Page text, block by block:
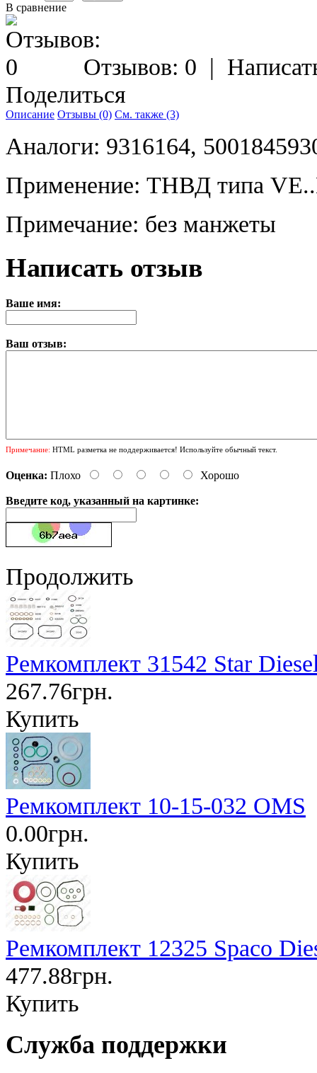
В сравнение
Отзывов: 0 |
Поделиться
Описание Отзывы (0) См. также (3)
Аналоги: 9316164,
Применение: ТНВД типа
Примечание: без манжеты
Написать отзыв
Ваше имя:
Ваш отзыв:
Примечание: HTML разметка не поддерживается! Используйте обычный текст.
Оценка: Плохо Хорошо
Введите код, указанный на картинке:
Продолжить
Ремкомплект 31542 Star
267.76грн.
Купить
Ремкомплект 10-15-032 OMS
0.00грн.
Купить
Ремкомплект 12325 Spaco
477.88грн.
Купить
Служба поддержки